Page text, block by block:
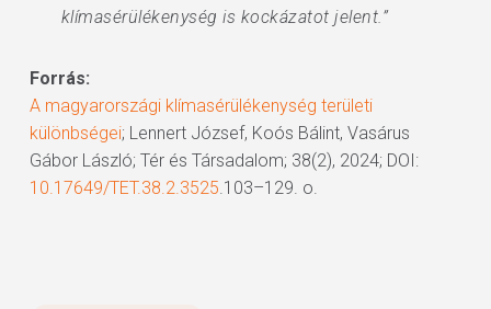
klímasérülékenység is kockázatot jelent.”
Forrás:
A magyarországi klímasérülékenység területi
különbségei; Lennert József, Koós Bálint, Vasárus
Gábor László; Tér és Társadalom; 38(2), 2024; DOI:
10.17649/TET.38.2.3525.103–129. o.